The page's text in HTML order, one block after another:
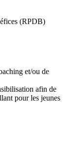
(RPDB)
et/ou de
afin de
pour les jeunes